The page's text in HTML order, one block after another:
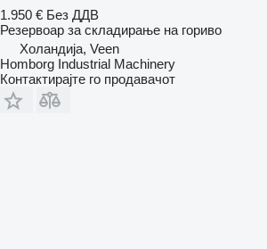
1.950 € Без ДДВ
Резервоар за складирање на гориво
Холандија, Veen
Homborg Industrial Machinery
Контактирајте го продавачот